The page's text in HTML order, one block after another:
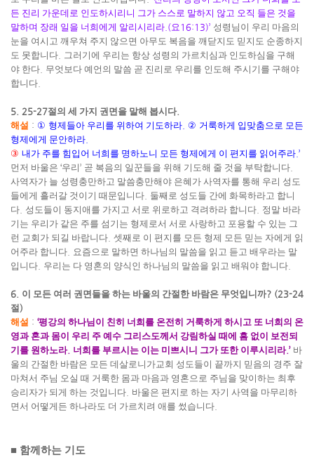
든 진리 가운데로 인도하시리니 그가 스스로 말하지 않고 오직 들은 것을
말하며 장래 일을 너희에게 알리시리라 .(요 16:13)’ 성령님이 우리 마음의
눈을 여시고 깨우쳐 주지 않으면 아무도 복음을 깨닫지도 믿지도 순종하지
도 못합니다 그러기에 우리는 항상 성령의 가르치심과 인도하심을 구해
야 한다 무엇보다 예언의 말씀 곧 진리로 우리를 인도해 주시기를 구해야
합니다
5. 25-27절의 세 가지 권면을 말해 봅시다.
해설 : ① 형제들아 우리를 위하여 기도하라 ② 거룩하게 입맞춤으로 모든
형제에게 문안하라
③ 내가 주를 힘입어 너희를 명하노니 모든 형제에게 이 편지를 읽어주라 .’
먼저 바울은 ‘우리’ 곧 복음의 일꾼들을 위해 기도해 줄 것을 부탁합니다
사역자가 늘 성령충만하고 말씀충만해야 은혜가 사역자를 통해 우리 성도
들에게 흘러갈 것이기 때문입니다 둘째로 성도들 간에 화목하라고 합니
다 성도들이 동지애를 가지고 서로 위로하고 격려하라 합니다 정말 바라
기는 우리가 같은 주를 섬기는 형제로서 서로 사랑하고 포용할 수 있는 그
런 교회가 되길 바랍니다 셋째로 이 편지를 모든 형제 모든 믿는 자에게 읽
어주라 합니다 요즘으로 말하면 하나님의 말씀을 읽고 듣고 배우라는 말
입니다 우리는 다 영혼의 양식인 하나님의 말씀을 읽고 배워야 합니다
6. 이 모든 여러 권면들을 하는 바울의 간절한 바람은 무엇입니까? (23-24
절)
해설 : ‘평강의 하나님이 친히 너희를 온전히 거룩하게 하시고 또 너희의 온
영과 혼과 몸이 우리 주 예수 그리스도께서 강림하실 때에 흠 없이 보전되
기를 원하노라. 너희를 부르시는 이는 미쁘시니 그가 또한 이루시리라.’ 바
울의 간절한 바람은 모든 데살로니가교회 성도들이 끝까지 믿음의 경주 잘
마쳐서 주님 오실 때 거룩한 몸과 마음과 영혼으로 주님을 맞이하는 최후
승리자가 되게 하는 것입니다 바울은 편지로 하는 자기 사역을 마무리하
면서 어떻게든 하나라도 더 가르치려 애를 썼습니다
■ 함께하는 기도